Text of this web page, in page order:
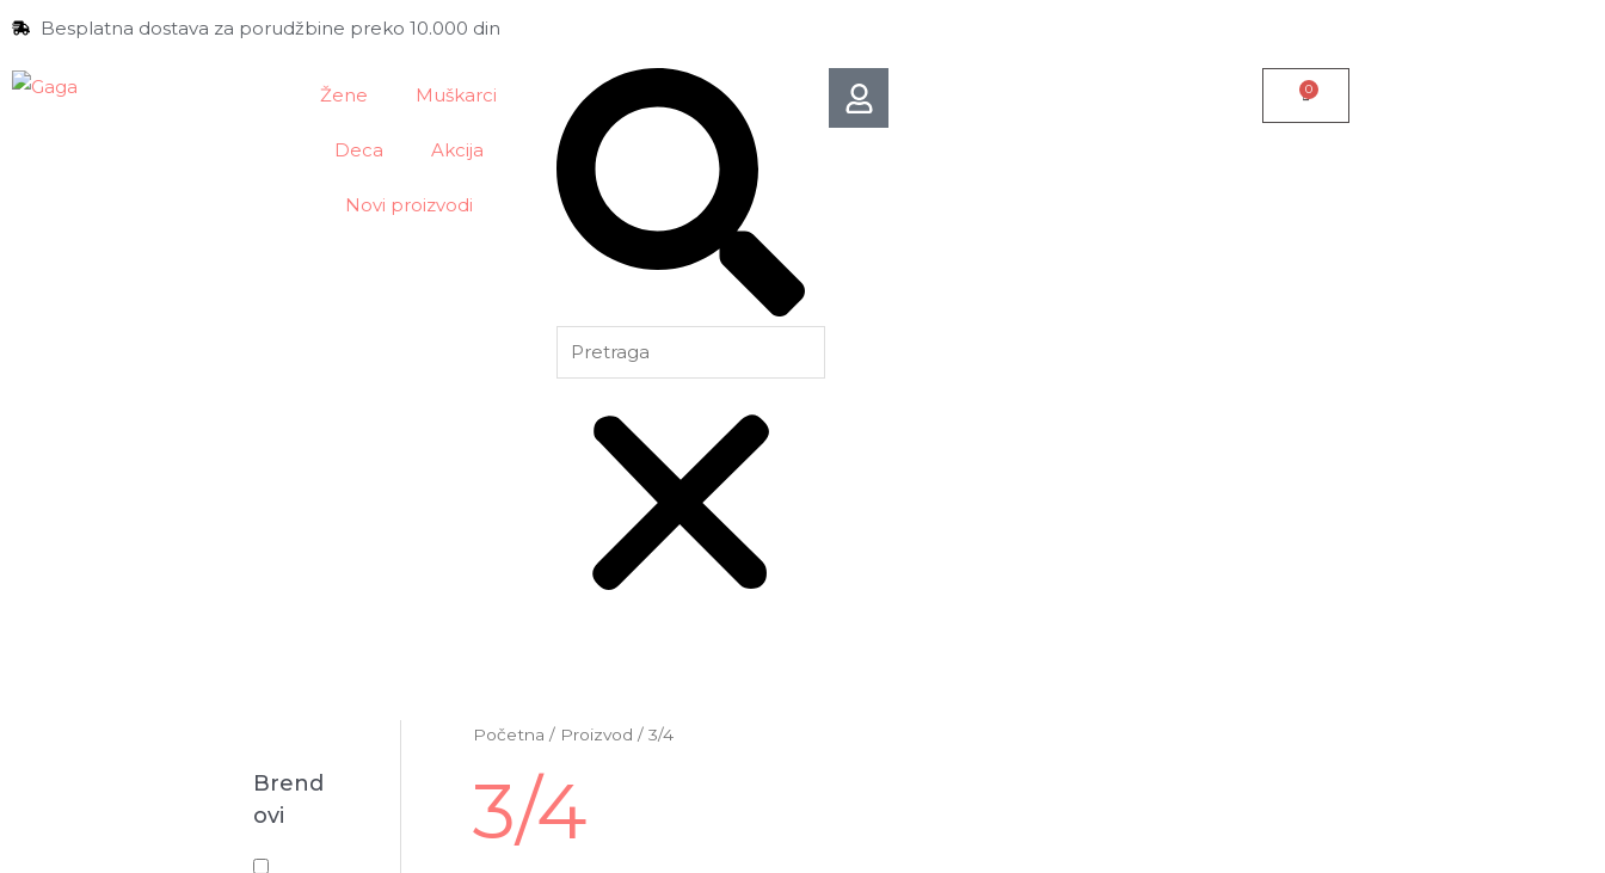
Besplatna dostava za porudžbine preko 10.000 din
Žene Muškarci
Deca Akcija
Novi proizvodi
Brend
ovi
Početna / Proizvod / 3/4
3/4